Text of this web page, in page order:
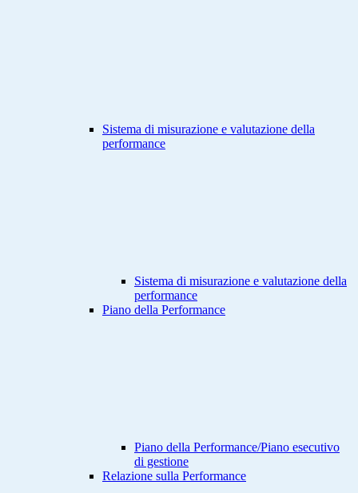
Sistema di misurazione e valutazione della
performance
Sistema di misurazione e valutazione della
performance
Piano della Performance
Piano della Performance/Piano esecutivo
di gestione
Relazione sulla Performance